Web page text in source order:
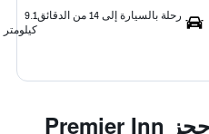
رحلة بالسيارة إلى 14 من الدقائق
9.1
كيلومتر
الأسئلة الشائعة عند حجز Premier Inn